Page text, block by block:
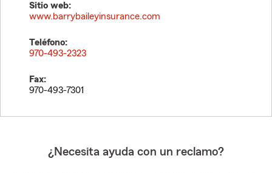
Sitio web:
www.barrybaileyinsurance.com
Teléfono:
970-493-2323
Fax:
970-493-7301
¿Necesita ayuda con un reclamo?